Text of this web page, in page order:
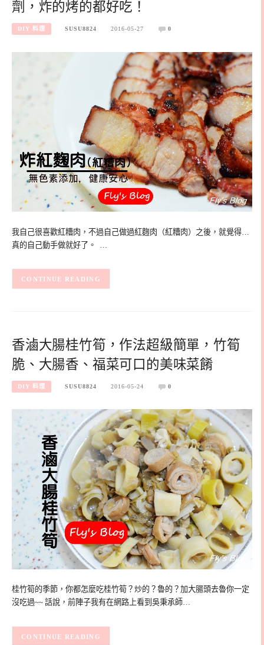
劑，炸的烤的都好吃！
DIY 料理 SUSU8824 2016-05-27 0
我自己很喜歡紅糟肉，不過自己做過紅麴肉（紅糟肉）之後，就覺得…
真的自己動手做就好了。 …
CONTINUE READING
香滷大腸桂竹筍，作法超級簡單，竹筍
脆、大腸香、福菜可口的美味菜餚
DIY 料理 SUSU8824 2016-05-24 0
桂竹筍的季節，你都怎麼吃桂竹筍？炒的？魯的？加大腸頭去魯你一定
沒吃過~~ 話說，前陣子我有在網路上看到吳秉承師…
CONTINUE READING